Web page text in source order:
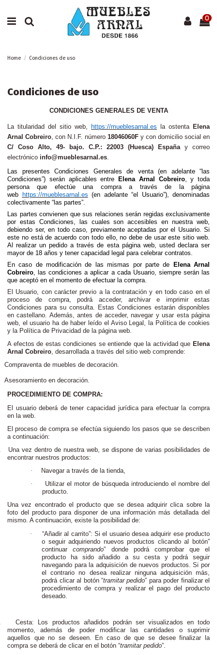
0
Home Condiciones de uso
Condiciones de uso
CONDICIONES GENERALES DE VENTA
La titularidad del sitio web, https://mueblesarnal.es la ostenta Elena
Arnal Cobreiro , con N.I.F. número 18046060F y con domicilio social en
C/ Coso Alto, 49- bajo. C.P.: 22003 (Huesca) España y correo
electrónico info@mueblesarnal.es
Las presentes Condiciones Generales de venta (en adelante “las
Condiciones”) serán aplicables entre
Elena Arnal Cobreiro, y toda
persona que efectúe una compra a través de la página
web
https://mueblesarnal.es (en adelante “el Usuario”), denominadas
colectivamente “las partes”.
Las partes convienen que sus relaciones serán regidas exclusivamente
por estas Condiciones, las cuales son accesibles en nuestra web,
debiendo ser, en todo caso, previamente aceptadas por el Usuario. Si
este no está de acuerdo con todo ello, no debe de usar este sitio web.
Al realizar un pedido a través de esta página web, usted declara ser
mayor de 18 años y tener capacidad legal para celebrar contratos.
En caso de modificación de las mismas por parte de
Elena Arnal
Cobreiro
las condiciones a aplicar a cada Usuario, siempre serán las
que aceptó en el momento de efectuar la compra.
El Usuario, con carácter previo a la contratación y en todo caso en el
proceso de compra, podrá acceder, archivar e imprimir estas
Condiciones para su consulta. Estas Condiciones estarán disponibles
en castellano. Además, antes de acceder, navegar y usar esta página
web, el usuario ha de haber leído el Aviso Legal, la Política de cookies
y la Política de Privacidad de la página web.
A efectos de estas condiciones se entiende que la actividad que Elena
Arnal Cobreiro , desarrollada a través del sitio web comprende:
Compraventa de muebles de decoración.
Asesoramiento en decoración.
PROCEDIMIENTO DE COMPRA:
El usuario deberá de tener capacidad jurídica para efectuar la compra
en la web.
El proceso de compra se efectúa siguiendo los pasos que se describen
a continuación:
Una vez dentro de nuestra web, se dispone de varias posibilidades de
encontrar nuestros productos:
·
Navegar a través de la tienda,
·
Utilizar el motor de búsqueda introduciendo el nombre del
producto.
Una vez encontrado el producto que se desea adquirir clica sobre la
foto del producto para disponer de una información más detallada del
mismo. A continuación, existe la posibilidad de:
·
“Añadir al carrito”: Si el usuario desea adquirir ese producto
o seguir adquiriendo nuevos productos clicando al botón”
continuar comprando” donde podrá comprobar que el
producto ha sido añadido a su cesta y podrá seguir
navegando para la adquisición de nuevos productos. Si por
el contrario no desea realizar ninguna adquisición más,
podrá clicar al botón “tramitar pedido” para poder finalizar el
procedimiento de compra y realizar el pago del producto
deseado.
Cesta: Los productos añadidos podrán ser visualizados en todo
momento, además de poder modificar las cantidades o suprimir
aquellos que no se deseen. En caso de que se desee finalizar la
compra se deberá de clicar en el botón “tramitar pedido”.